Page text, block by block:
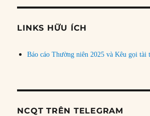
đề
LINKS HỮU ÍCH
Báo cáo Thường niên 2025 và Kêu gọi tài
NCQT TRÊN TELEGRAM